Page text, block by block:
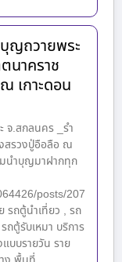
ญถวายพระ
นาคราช
เกาะดอน
.สกลนคร _รำ
สรวงปู่อือลือ ณ
นำบุญมาฝากทุก
posts/207
ถตู้นำเที่ยว , รถ
ถตู้รับเหมา บริการ
บบรายวัน ราย